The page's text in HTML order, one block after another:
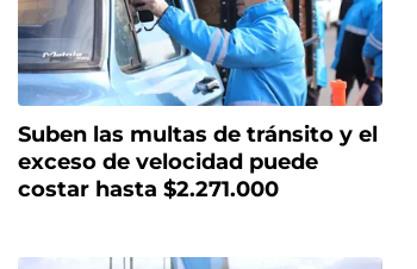
Suben las multas de tránsito y el
exceso de velocidad puede
costar hasta $2.271.000